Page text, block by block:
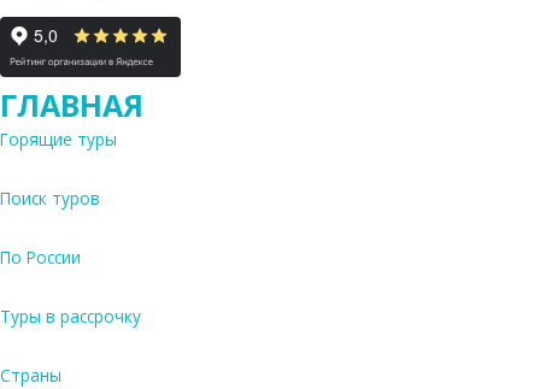
ГЛАВНАЯ
Горящие туры
Поиск туров
По России
Туры в рассрочку
Страны